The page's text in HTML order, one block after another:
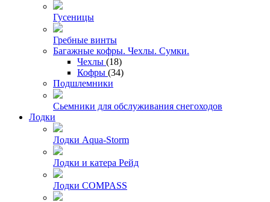
Гусеницы
Гребные винты
Багажные кофры. Чехлы. Сумки.
Чехлы (18)
Кофры (34)
Подшлемники
Сьемники для обслуживания снегоходов
Лодки
Лодки Aqua-Storm
Лодки и катера Рейд
Лодки COMPASS